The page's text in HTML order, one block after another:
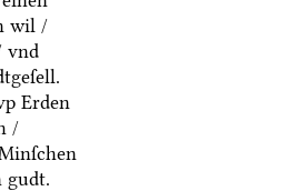
wil /
vnd
Erden
/
gudt.